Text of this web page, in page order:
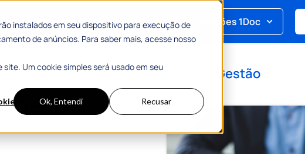
instalados em seu dispositivo para execução de
de anúncios. Para saber mais, acesse nosso
Um cookie simples será usado em seu
Ok, Entendi Recusar
Gratuitos Soluções 1Doc
Gestão